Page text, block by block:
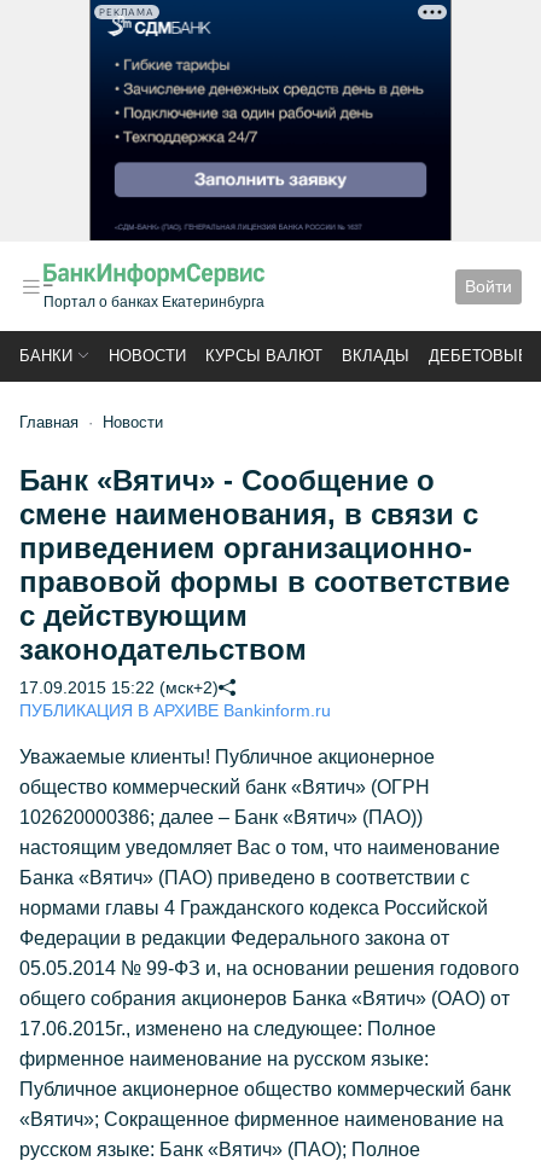
РЕКЛАМА
Портал о банках Екатеринбурга
Войти
БАНКИ НОВОСТИ КУРСЫ ВАЛЮТ ВКЛАДЫ ДЕБЕТОВЫЕ
Главная Новости
Банк «Вятич» - Сообщение о
смене наименования, в связи с
приведением организационно-
правовой формы в соответствие
с действующим
законодательством
17.09.2015 15:22 (мск+2)
ПУБЛИКАЦИЯ В АРХИВЕ Bankinform.ru
Уважаемые клиенты! Публичное акционерное
общество коммерческий банк «Вятич» (ОГРН
102620000386; далее – Банк «Вятич» (ПАО))
настоящим уведомляет Вас о том, что наименование
Банка «Вятич» (ПАО) приведено в соответствии с
нормами главы 4 Гражданского кодекса Российской
Федерации в редакции Федерального закона от
05.05.2014 № 99-ФЗ и, на основании решения годового
общего собрания акционеров Банка «Вятич» (ОАО) от
17.06.2015г., изменено на следующее: Полное
фирменное наименование на русском языке:
Публичное акционерное общество коммерческий банк
«Вятич»; Сокращенное фирменное наименование на
русском языке: Банк «Вятич» (ПАО); Полное